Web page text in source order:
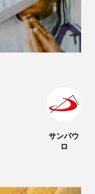
サンパウ
ロ